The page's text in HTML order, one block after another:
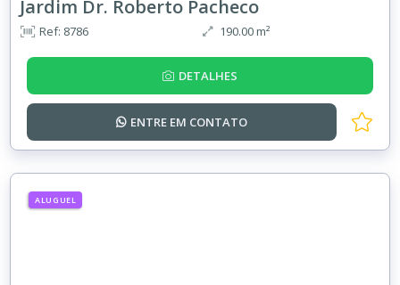
Jardim Dr. Roberto Pacheco
Ref: 8786 190.00 m²
DETALHES
ENTRE EM CONTATO
ALUGUEL